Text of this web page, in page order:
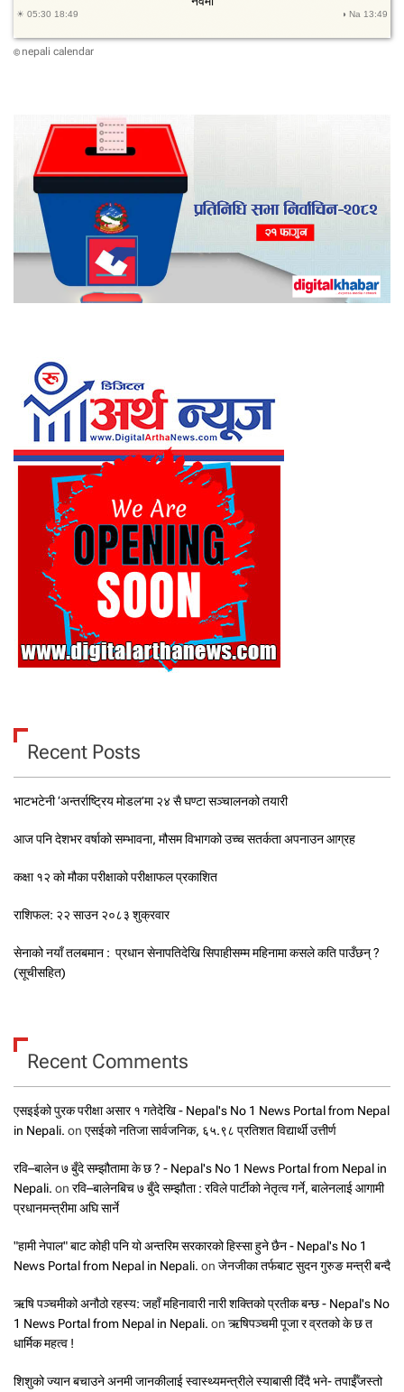
© nepali calendar
Recent Posts
भाटभटेनी ‘अन्तर्राष्ट्रिय मोडल’मा २४ सै घण्टा सञ्चालनको तयारी
आज पनि देशभर वर्षाको सम्भावना, मौसम विभागको उच्च सतर्कता अपनाउन आग्रह
कक्षा १२ को मौका परीक्षाको परीक्षाफल प्रकाशित
राशिफल: २२ साउन २०८३ शुक्रवार
सेनाको नयाँ तलबमान : प्रधान सेनापतिदेखि सिपाहीसम्म महिनामा कसले कति पाउँछन् ?
(सूचीसहित)
Recent Comments
एसइईको पुरक परीक्षा असार १ गतेदेखि - Nepal's No 1 News Portal from Nepal
in Nepali. on एसईको नतिजा सार्वजनिक, ६५.९८ प्रतिशत विद्यार्थी उत्तीर्ण
रवि–बालेन ७ बुँदे सम्झौतामा के छ ? - Nepal's No 1 News Portal from Nepal in
Nepali. on रवि–बालेनबिच ७ बुँदे सम्झौता : रविले पार्टीको नेतृत्व गर्ने, बालेनलाई आगामी
प्रधानमन्त्रीमा अघि सार्ने
"हामी नेपाल" बाट कोही पनि यो अन्तरिम सरकारको हिस्सा हुने छैन - Nepal's No 1
News Portal from Nepal in Nepali. on जेनजीका तर्फबाट सुदन गुरुङ मन्त्री बन्दै
ऋषि पञ्चमीको अनौठो रहस्य: जहाँ महिनावारी नारी शक्तिको प्रतीक बन्छ - Nepal's No
1 News Portal from Nepal in Nepali. on ऋषिपञ्चमी पूजा र व्रतको के छ त
धार्मिक महत्व !
शिशुको ज्यान बचाउने अनमी जानकीलाई स्वास्थ्यमन्त्रीले स्याबासी दिँदै भने- तपाईँजस्तो